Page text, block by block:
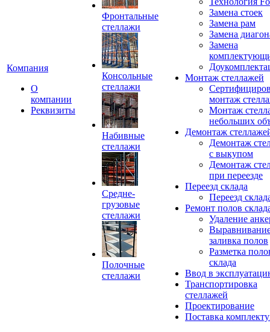
Компания
О
компании
Реквизиты
Фронтальные
стеллажи
Консольные
стеллажи
Набивные
стеллажи
Средне-
грузовые
стеллажи
Полочные
стеллажи
Замена стоек
Замена рам
Замена
Замена
Монтаж стеллажей
монтаж
Монтаж
небольших
Демонтаж
Демонтаж
с выкупом
Демонтаж
при переезде
Переезд склада
Переезд
Ремонт полов
Удаление
заливка полов
Разметка
склада
Ввод в
Транспортировка
стеллажей
Проектирование
Поставка